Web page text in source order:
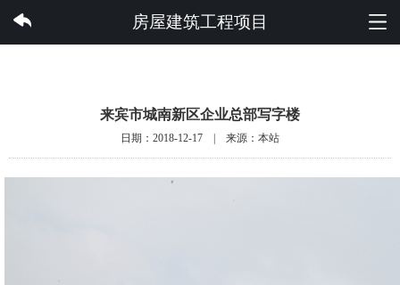
爱游戏体育集团有限公司
房屋建筑工程项目
来宾市城南新区企业总部写字楼
日期：2018-12-17 | 来源：本站